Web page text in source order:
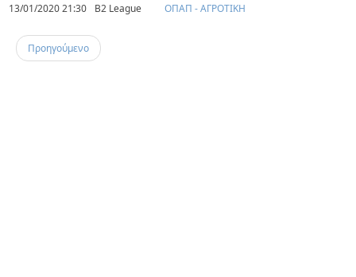
13/01/2020 21:30
B2 League ΟΠΑΠ - ΑΓΡΟΤΙΚΗ
Προηγούμενο